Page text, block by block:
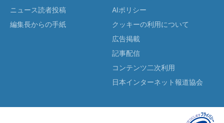
ニュース読者投稿
編集長からの手紙
AIポリシー
クッキーの利用について
広告掲載
記事配信
コンテンツ二次利用
日本インターネット報道協会